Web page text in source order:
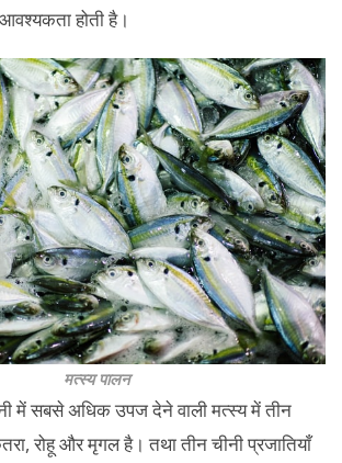
होती है।
मत्स्य पालन
में सबसे अधिक उपज देने वाली मत्स्य में तीन
रोहू और मृगल है। तथा तीन चीनी प्रजातियाँ